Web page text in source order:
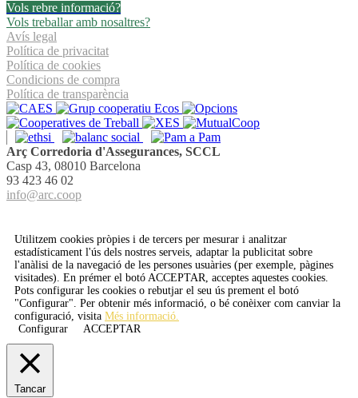
Vols rebre informació?
Vols treballar amb nosaltres?
Avís legal
Política de privacitat
Política de cookies
Condicions de compra
Política de transparència
Arç Corredoria d'Assegurances, SCCL
Casp 43, 08010 Barcelona
93 423 46 02
info@arc.coop
Utilitzem cookies pròpies i de tercers per mesurar i analitzar
estadísticament l'ús dels nostres serveis, adaptar la publicitat sobre
l'anàlisi de la navegació de les persones usuàries (per exemple, pàgines
visitades). En prémer el botó ACCEPTAR, acceptes aquestes cookies.
Pots configurar les cookies o rebutjar el seu ús prement el botó
"Configurar". Per obtenir més informació, o bé conèixer com canviar la
configuració, visita Més informació.
Configurar
ACCEPTAR
Tancar